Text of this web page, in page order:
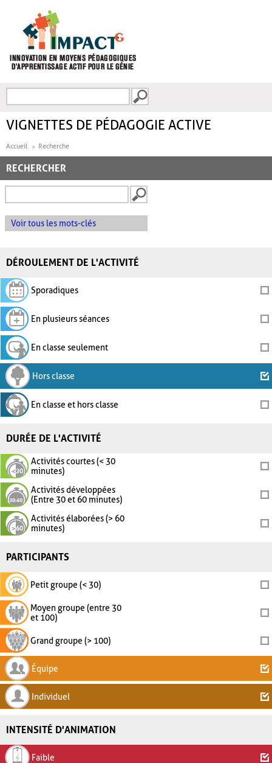
FORMULAIRE DE
VIGNETTES DE PÉDAGOGIE ACTIVE
Accueil Recherche
RECHERCHER
Voir tous les mots-clés
DÉROULEMENT DE L'ACTIVITÉ
Sporadiques
En plusieurs séances
En classe seulement
Hors classe
En classe et hors classe
DURÉE DE L'ACTIVITÉ
Activités courtes (< 30
minutes)
Activités développées
(Entre 30 et 60 minutes)
Activités élaborées (> 60
minutes)
PARTICIPANTS
Petit groupe (< 30)
Moyen groupe (entre 30
et 100)
Grand groupe (> 100)
Équipe
Individuel
INTENSITÉ D'ANIMATION
Faible